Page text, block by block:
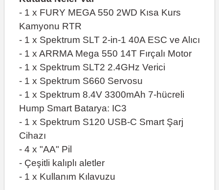
- 1 x FURY MEGA 550 2WD Kısa Kurs
Kamyonu RTR
- 1 x Spektrum SLT 2-in-1 40A ESC ve Alıcı
- 1 x ARRMA Mega 550 14T Fırçalı Motor
- 1 x Spektrum SLT2 2.4GHz Verici
- 1 x Spektrum S660 Servosu
- 1 x Spektrum 8.4V 3300mAh 7-hücreli
Hump Smart Batarya: IC3
- 1 x Spektrum S120 USB-C Smart Şarj
Cihazı
- 4 x "AA" Pil
- Çeşitli kalıplı aletler
- 1 x Kullanım Kılavuzu